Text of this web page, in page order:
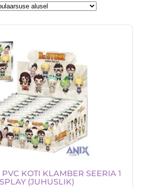
KOTI KLAMBER SEERIA 1
(JUHUSLIK)